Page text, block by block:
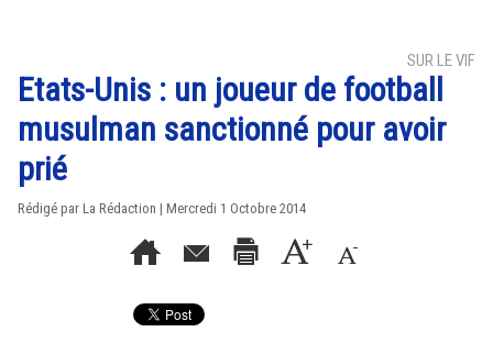
SUR LE VIF
Etats-Unis : un joueur de football
musulman sanctionné pour avoir
prié
Rédigé par La Rédaction | Mercredi 1 Octobre 2014